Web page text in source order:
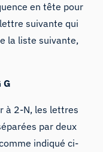
en tête pour
suivante qui
la liste suivante,
G
à 2-N, les lettres
par deux
indiqué ci-